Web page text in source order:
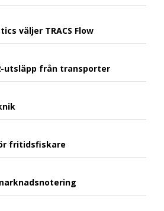
väljer TRACS Flow
utsläpp från transporter
fritidsfiskare